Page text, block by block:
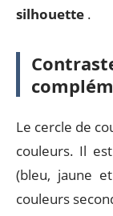
silhouette .
Le cercle de
couleurs. Il
(bleu, jaune
couleurs